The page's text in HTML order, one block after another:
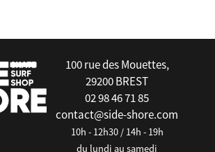
100 rue des Mouettes,
29200 BREST
02 98 46 71 85
contact@side-shore.com
10h - 12h30 / 14h - 19h
du lundi au samedi